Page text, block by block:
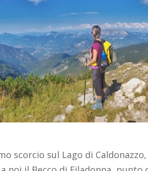
scorcio sul Lago di